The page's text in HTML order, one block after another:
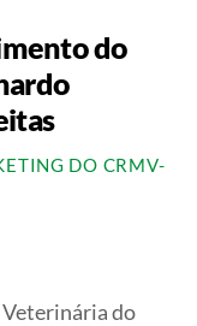
do
DO CRMV-
do